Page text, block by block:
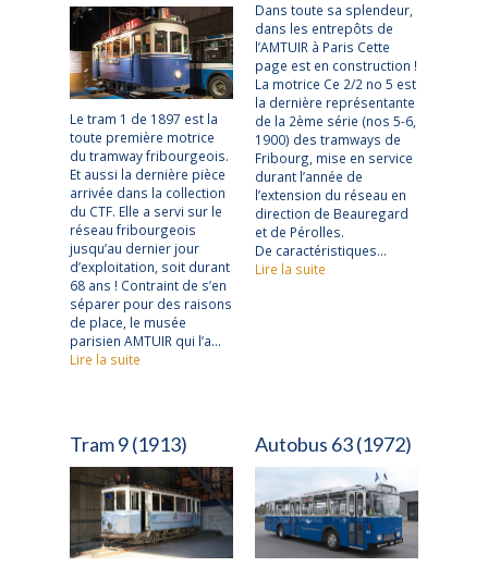
Le tram 1 de 1897 est la
toute première motrice
du tramway fribourgeois.
Et aussi la dernière pièce
arrivée dans la collection
du CTF. Elle a servi sur le
réseau fribourgeois
jusqu’au dernier jour
d’exploitation, soit durant
68 ans ! Contraint de s’en
séparer pour des raisons
de place, le musée
parisien AMTUIR qui l’a…
Lire la suite
Dans toute sa splendeur,
dans les entrepôts de
l’AMTUIR à Paris Cette
page est en construction !
La motrice Ce 2/2 no 5 est
la dernière représentante
de la 2ème série (nos 5-6,
1900) des tramways de
Fribourg, mise en service
durant l’année de
l’extension du réseau en
direction de Beauregard
et de Pérolles.
De caractéristiques…
Lire la suite
Tram 9 (1913) Autobus 63 (1972)